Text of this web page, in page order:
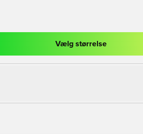
til at logge ind eller tilmelde dig som
Vælg størrelse